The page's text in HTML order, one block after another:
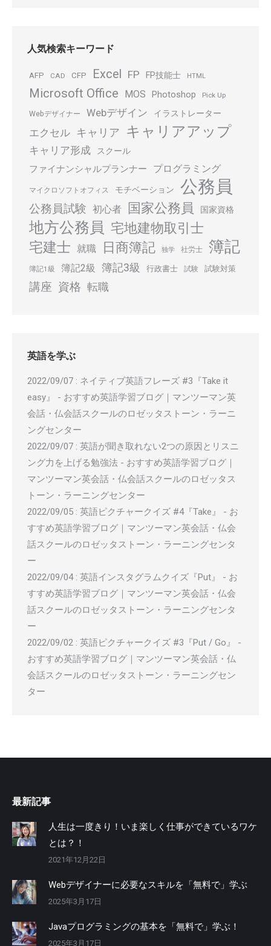
人気検索キーワード
AFP CAD CFP Excel FP FP技能士 HTML
Microsoft Office MOS Photoshop Pick Up
Webデザイナー Webデザイン イラストレーター
エクセル キャリア キャリアアップ
キャリア形成 スクール
ファイナンシャルプランナー プログラミング
マイクロソフトオフィス モチベーション 公務員
公務員試験 初心者 国家公務員 国家資格
地方公務員 宅地建物取引士
宅建士 就職 日商簿記 独学 社労士 簿記
簿記1級 簿記2級 簿記3級 行政書士 試験 試験対策
講座 資格 転職
英語を学ぶ
2022/09/07 : ネイティブ英語フレーズ #3『Take it
easy』 - おすすめ英語学習ブログ｜マンツーマン英
会話・仏会話スクールのロゼッタストーン・ラーニ
ングセンター
2022/09/07 : 英語が聞き取れない2つの原因とリスニ
ング力を上げる勉強法 - おすすめ英語学習ブログ｜
マンツーマン英会話・仏会話スクールのロゼッタス
トーン・ラーニングセンター
2022/09/05 : 英語ピクチャークイズ #4『Take』 - お
すすめ英語学習ブログ｜マンツーマン英会話・仏会
話スクールのロゼッタストーン・ラーニングセンタ
ー
2022/09/04: 英語インスタグラムクイズ『Put』 - お
すすめ英語学習ブログ｜マンツーマン英会話・仏会
話スクールのロゼッタストーン・ラーニングセンタ
ー
2022/09/02 : 英語ピクチャークイズ #3『Put / Go』 -
おすすめ英語学習ブログ｜マンツーマン英会話・仏
会話スクールのロゼッタストーン・ラーニングセン
ター
最新記事
人生は一度きり！いま楽しく仕事ができているワケ
とは？！
2021年12月22日
Webデザイナーに必要なスキルを「無料で」学ぶ
2025年3月17日
Javaプログラミングの基本を「無料で」学ぶ！
2025年3月17日